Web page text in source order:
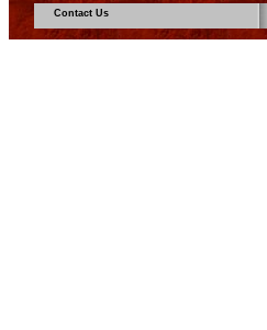
Contact Us